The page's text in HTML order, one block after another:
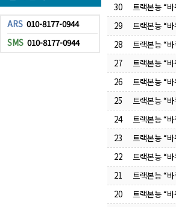
ARS 010-8177-0944
SMS 010-8177-0944
30
트랙본능 “
29
트랙본능 “
28
트랙본능 “
27
트랙본능 “
26
트랙본능 “
25
트랙본능 “
24
트랙본능 “
23
트랙본능 “
22
트랙본능 “
21
트랙본능 “
20
트랙본능 “